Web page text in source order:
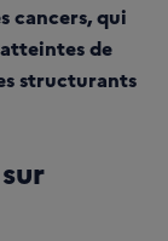
cancers, qui
de
structurants